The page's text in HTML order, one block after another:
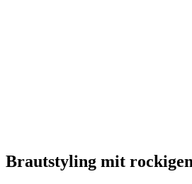
Brautstyling mit